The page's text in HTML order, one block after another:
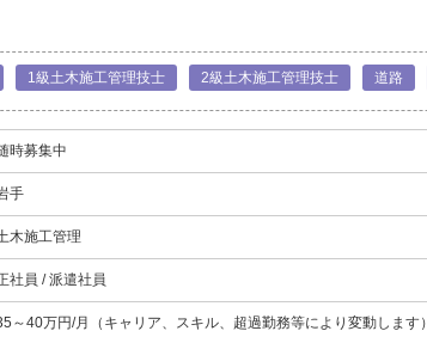
1級土木施工管理技士 2級土木施工管理技士 道路
時募集中
手
木施工管理
社員 / 派遣社員
～40万円/月（キャリア、スキル、超過勤務等により変動します）